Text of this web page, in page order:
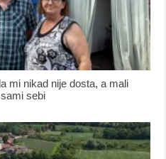
mi nikad nije dosta, a mali
sebi